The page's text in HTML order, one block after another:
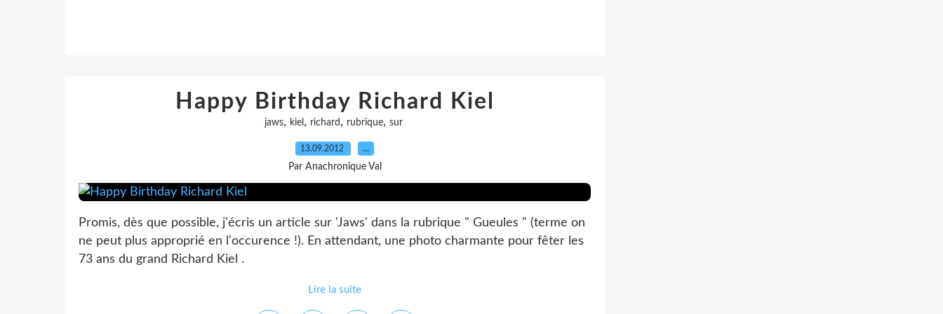
Happy Birthday Richard Kiel
jaws, kiel, richard , rubrique, sur
13.09.2012 …
Par Anachronique Val
Promis, dès que possible, j'écris un article sur 'Jaws' dans la rubrique " Gueules " (terme on
ne peut plus approprié en l'occurence !). En attendant, une photo charmante pour fêter les
73 ans du grand Richard Kiel .
Lire la suite